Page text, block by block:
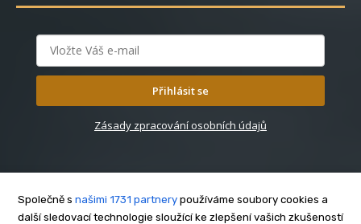
Přihlásit se
Zásady zpracování osobních údajů
Společně s našimi 1731 partnery používáme soubory cookies a
další sledovací technologie sloužící ke zlepšení vašich zkušeností